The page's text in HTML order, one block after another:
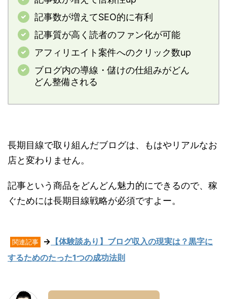
記事数が増えてSEO的に有利
記事質が高く読者のファン化が可能
アフィリエイト案件へのクリック数up
ブログ内の導線・儲けの仕組みがどん
どん整備される
長期目線で取り組んだブログは、もはやリアルなお
店と変わりません。
記事という商品をどんどん魅力的にできるので、稼
ぐためには長期目線戦略が必須ですよー。
関連記事 → 【体験談あり】ブログ収入の現実は？黒字に
するためのたった1つの成功法則